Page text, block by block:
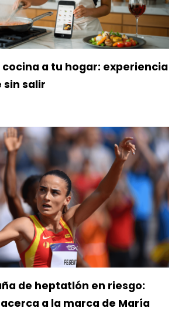
a tu hogar: experiencia
salir
de heptatlón en riesgo:
a la marca de María